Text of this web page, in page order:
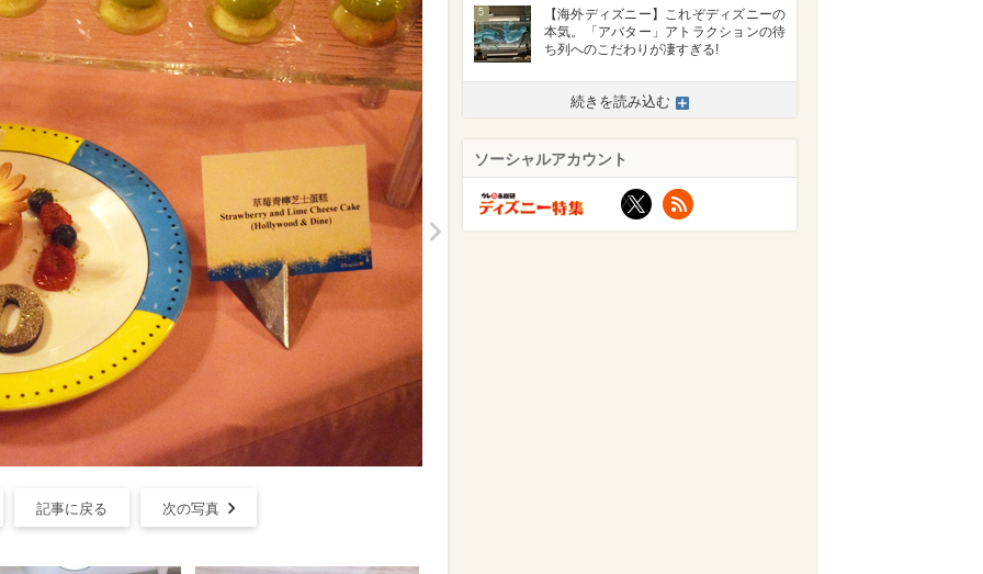
>
記事に戻る 次の写真
5
【海外ディズニー】これぞディズニーの
本気。「アバター」アトラクションの待
ち列へのこだわりが凄すぎる!
続きを読み込む
ソーシャルアカウント
X